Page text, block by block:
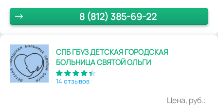
8 (812) 385-69-22
СПБ ГБУЗ ДЕТСКАЯ ГОРОДСКАЯ
БОЛЬНИЦА СВЯТОЙ ОЛЬГИ
14 отзывов
Цена, руб.: